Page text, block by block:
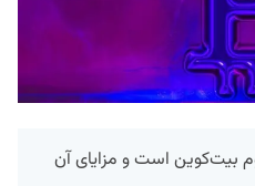
بیت‌کوین است و مزایای آن